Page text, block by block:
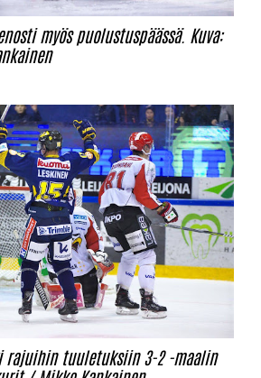
myös puolustuspäässä. Kuva:
rajuihin tuuletuksiin 3-2 -maalin